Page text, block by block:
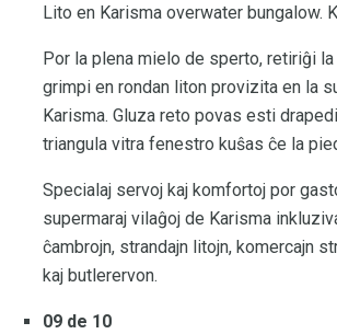
Lito en Karisma overwater bungalow.
Por la plena mielo de sperto, retiriĝi
grimpi en rondan liton provizita en la
Karisma. Gluza reto povas esti
triangula vitra fenestro kuŝas ĉe la
Specialaj servoj kaj komfortoj por
supermaraj vilaĝoj de Karisma
ĉambrojn, strandajn litojn, komercajn
kaj butlerervon.
09 de 10